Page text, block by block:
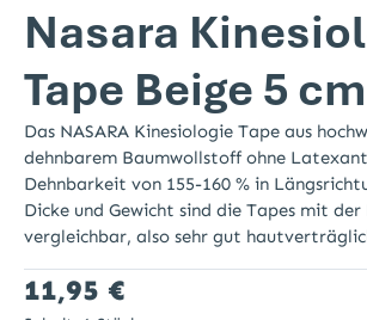
Nasara
Tape Beige 5
Das NASARA Kinesiologie Tape aus
dehnbarem Baumwollstoff ohne
Dehnbarkeit von 155-160 % in
Dicke und Gewicht sind die Tapes mit der
vergleichbar, also sehr gut
Regulärer Preis:
11,95 €